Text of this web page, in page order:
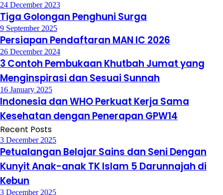
24 December 2023
Tiga Golongan Penghuni Surga
9 September 2025
Persiapan Pendaftaran MAN IC 2026
26 December 2024
3 Contoh Pembukaan Khutbah Jumat yang
Menginspirasi dan Sesuai Sunnah
16 January 2025
Indonesia dan WHO Perkuat Kerja Sama
Kesehatan dengan Penerapan GPW14
Recent Posts
3 December 2025
Petualangan Belajar Sains dan Seni Dengan
Kunyit Anak-anak TK Islam 5 Darunnajah di
Kebun
3 December 2025